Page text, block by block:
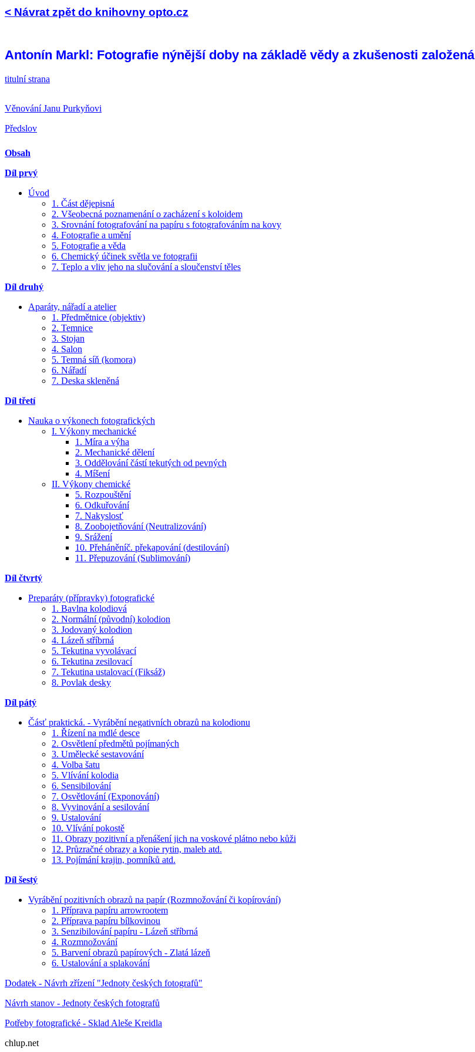
< Návrat zpět do knihovny opto.cz
Antonín Markl: Fotografie nýnější doby na základě vědy a zkušenosti založená
titulní strana
Věnování Janu Purkyňovi
Předslov
Obsah
Díl prvý
Úvod
1. Část dějepisná
2. Všeobecná poznamenání o zacházení s koloidem
3. Srovnání fotografování na papíru s fotografováním na kovy
4. Fotografie a umění
5. Fotografie a věda
6. Chemický účinek světla ve fotografii
7. Teplo a vliv jeho na slučování a sloučenství těles
Díl druhý
Aparáty, nářadí a atelier
1. Předmětnice (objektiv)
2. Temnice
3. Stojan
4. Salon
5. Temná síň (komora)
6. Nářadí
7. Deska skleněná
Díl třetí
Nauka o výkonech fotografických
I. Výkony mechanické
1. Míra a výha
2. Mechanické dělení
3. Oddělování částí tekutých od pevných
4. Míšení
II. Výkony chemické
5. Rozpouštění
6. Odkuřování
7. Nakyslosť
8. Zoobojetňování (Neutralizování)
9. Srážení
10. Přeháněníč. překapování (destilování)
11. Přepuzování (Sublimování)
Díl čtvrtý
Preparáty (přípravky) fotografické
1. Bavlna kolodiová
2. Normální (původní) kolodion
3. Jodovaný kolodion
4. Lázeň stříbrná
5. Tekutina vyvolávací
6. Tekutina zesilovací
7. Tekutina ustalovací (Fiksáž)
8. Povlak desky
Díl pátý
Čásť praktická. - Vyrábění negativních obrazů na kolodionu
1. Řízení na mdlé desce
2. Osvětlení předmětů pojímaných
3. Umělecké sestavování
4. Volba šatu
5. Vlívání kolodia
6. Sensibilování
7. Osvětlování (Exponování)
8. Vyvinování a sesilování
9. Ustalování
10. Vlívání pokostě
11. Obrazy pozitivní a přenášení jich na voskové plátno nebo kůži
12. Průzračné obrazy a kopie rytin, maleb atd.
13. Pojímání krajin, pomníků atd.
Díl šestý
Vyrábění pozitivních obrazů na papír (Rozmnožování či kopírování)
1. Příprava papíru arrowrootem
2. Příprava papíru bílkovinou
3. Senzibilování papíru - Lázeň stříbrná
4. Rozmnožování
5. Barvení obrazů papírových - Zlatá lázeň
6. Ustalování a splakování
Dodatek - Návrh zřízení "Jednoty českých fotografů"
Návrh stanov - Jednoty českých fotografů
Potřeby fotografické - Sklad Aleše Kreidla
chlup.net